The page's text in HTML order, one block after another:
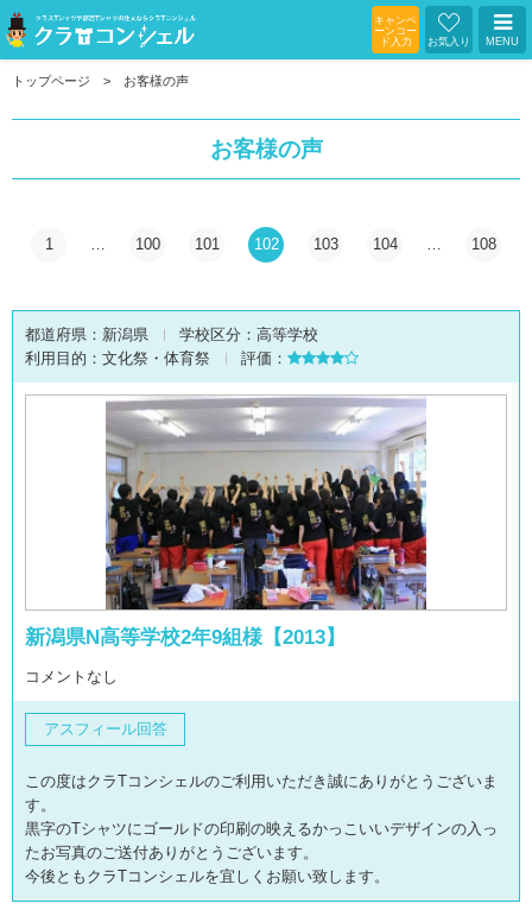
キャンペ
ーンコー
ド入力
お気入り MENU
トップページ お客様の声
お客様の声
1 … 100 101 102 103 104 … 108
都道府県： 新潟県 学校区分： 高等学校
利用目的： 文化祭・体育祭 評価：
新潟県N高等学校2年9組様【2013】
コメントなし
アスフィール回答
この度はクラTコンシェルのご利用いただき誠にありがとうございま
す。
黒字のTシャツにゴールドの印刷の映えるかっこいいデザインの入っ
たお写真のご送付ありがとうございます。
今後ともクラTコンシェルを宜しくお願い致します。